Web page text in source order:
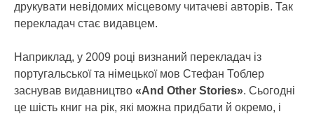
друкувати невідомих місцевому читачеві авторів. Так
перекладач стає видавцем.
Наприклад, у 2009 році визнаний перекладач із
португальської та німецької мов Стефан Тоблер
заснував видавництво «And Other Stories». Сьогодні
це шість книг на рік, які можна придбати й окремо, і